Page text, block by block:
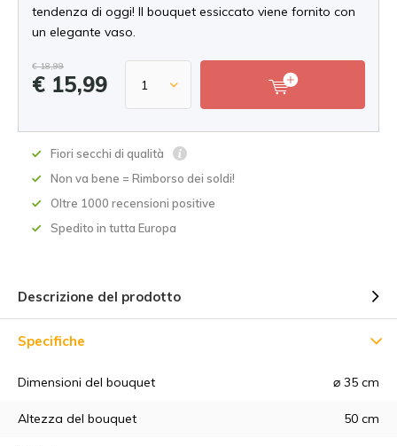
tendenza di oggi! Il bouquet essiccato viene fornito con
un elegante vaso.
€ 18,99
€ 15,99
Fiori secchi di qualità
Non va bene = Rimborso dei soldi!
Oltre 1000 recensioni positive
Spedito in tutta Europa
Descrizione del prodotto
Specifiche
Dimensioni del bouquet ⌀ 35 cm
Altezza del bouquet 50 cm